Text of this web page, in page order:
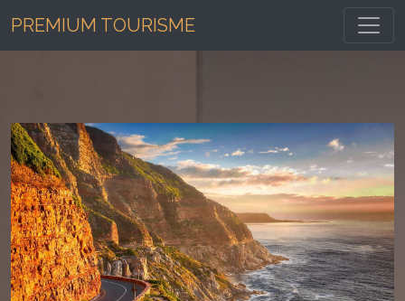
PREMIUM TOURISME